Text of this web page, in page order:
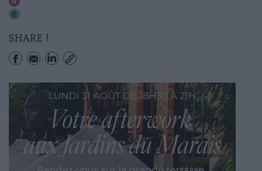
SHARE !